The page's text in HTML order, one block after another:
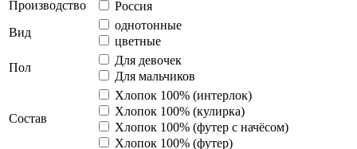
Производство
Россия
Вид
однотонные
цветные
Пол
Для девочек
Для мальчиков
Состав
Хлопок 100% (интерлок)
Хлопок 100% (кулирка)
Хлопок 100% (футер с начёсом)
Хлопок 100% (футер)